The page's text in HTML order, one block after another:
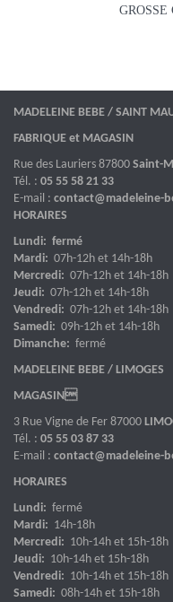
MADELEINE BEBE / SAINT
FABRIQUE et MAGASIN
Rue des Lauriers 87800 Saint-
Tél. : 05 55 58 21 33
E-mail : contact@madeleine-
HORAIRES
Lundi: fermé
Mardi: 07h-12h et 14h-18h
Mercredi: 07h-12h et 14h-18h
Jeudi: 07h-12h et 14h-18h
Vendredi: 07h-12h et 14h-18h
Samedi: 09h-12h et 14h-18h
Dimanche: fermé
MADELEINE BEBE / LIMOGES
MAGASIN
3 Rue Vigne de Fer 87000
Tél. : 05 55 03 87 33
E-mail : contact@madeleine-
HORAIRES
Lundi: fermé
Mardi: 14h-18h
Mercredi: 10h-14h et 15h-18h
Jeudi: 10h-14h et 15h-18h
Vendredi: 10h-14h et 15h-18h
Samedi: 08h-14h et 15h-18h